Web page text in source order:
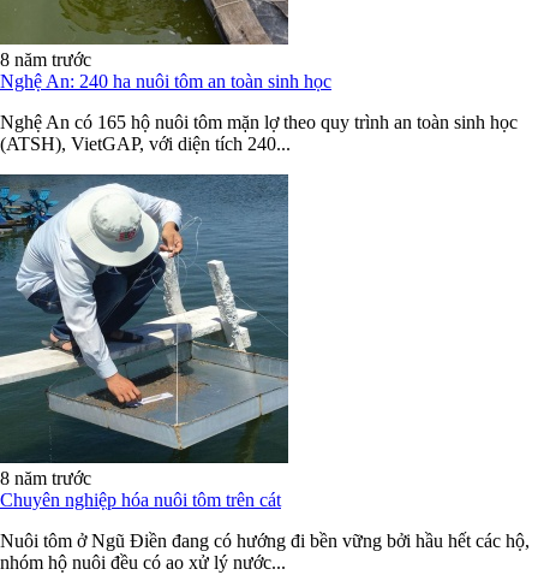
8 năm trước
Nghệ An: 240 ha nuôi tôm an toàn sinh học
Nghệ An có 165 hộ nuôi tôm mặn lợ theo quy trình an toàn sinh học
(ATSH), VietGAP, với diện tích 240...
8 năm trước
Chuyên nghiệp hóa nuôi tôm trên cát
Nuôi tôm ở Ngũ Điền đang có hướng đi bền vững bởi hầu hết các hộ,
nhóm hộ nuôi đều có ao xử lý nước...